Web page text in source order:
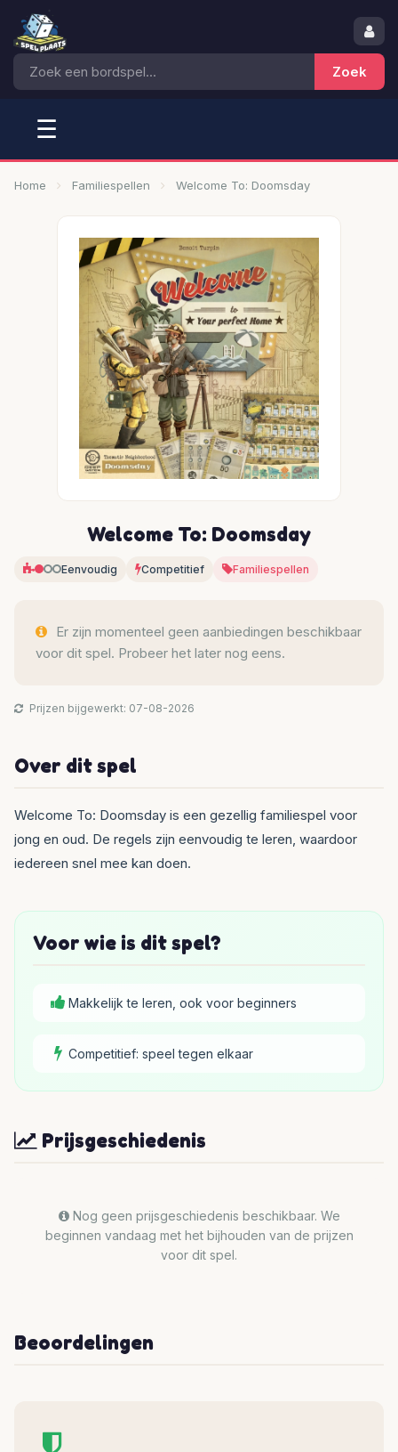
☰
Home Familiespellen Welcome To: Doomsday
Welcome To: Doomsday
Eenvoudig Competitief Familiespellen
Er zijn momenteel geen aanbiedingen beschikbaar
voor dit spel. Probeer het later nog eens.
Prijzen bijgewerkt: 07-08-2026
Over dit spel
Welcome To: Doomsday is een gezellig familiespel voor
jong en oud. De regels zijn eenvoudig te leren, waardoor
iedereen snel mee kan doen.
Voor wie is dit spel?
Makkelijk te leren, ook voor beginners
Competitief: speel tegen elkaar
Prijsgeschiedenis
Nog geen prijsgeschiedenis beschikbaar. We
beginnen vandaag met het bijhouden van de prijzen
voor dit spel.
Beoordelingen